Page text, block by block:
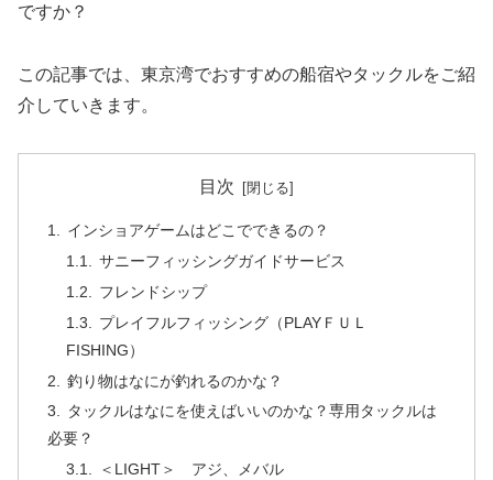
ですか？
この記事では、東京湾でおすすめの船宿やタックルをご紹
介していきます。
目次
インショアゲームはどこでできるの？
サニーフィッシングガイドサービス
フレンドシップ
プレイフルフィッシング（PLAYＦＵＬ
FISHING）
釣り物はなにが釣れるのかな？
タックルはなにを使えばいいのかな？専用タックルは
必要？
＜LIGHT＞ アジ、メバル